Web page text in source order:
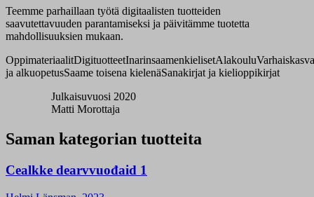
Teemme parhaillaan työtä digitaalisten tuotteiden
saavutettavuuden parantamiseksi ja päivitämme tuotetta
mahdollisuuksien mukaan.
OppimateriaalitDigituotteetInarinsaamenkielisetAlakoulu
ja alkuopetusSaame toisena kielenäSanakirjat ja kielioppikirjat
Julkaisuvuosi 2020
Matti Morottaja
Saman kategorian tuotteita
Cealkke dearvvuođaid 1